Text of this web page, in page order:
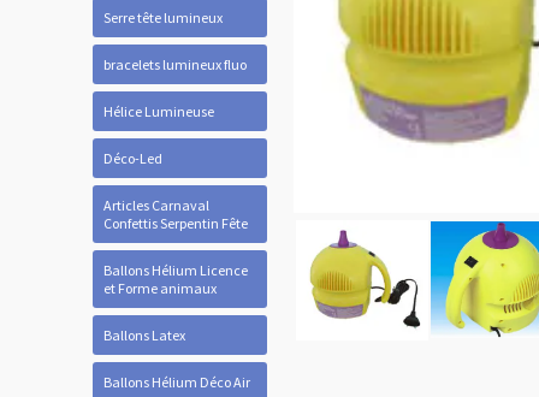
Serre tête lumineux
bracelets lumineux fluo
Hélice Lumineuse
Déco-Led
Articles Carnaval
Confettis Serpentin Fête
Ballons Hélium Licence
et Forme animaux
Ballons Latex
Ballons Hélium Déco Air